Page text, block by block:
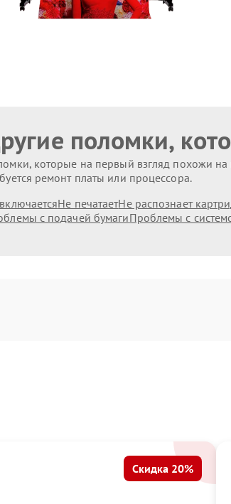
поломки,
которые на первый взгляд похожи на
ремонт платы или процессора.
Не печатаетНе распознает
с подачей бумагиПроблемы с
Скидка 20%